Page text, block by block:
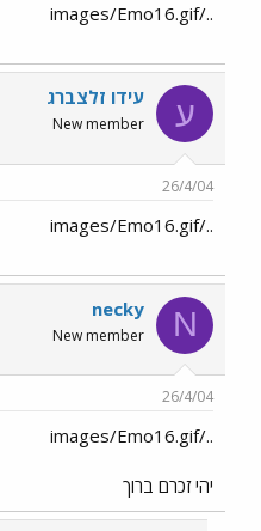
../images/Emo16.gif
ע עידו זלצברג
New member
26/4/04
../images/Emo16.gif
N
necky
New member
26/4/04
../images/Emo16.gif
יהי זכרם ברוך